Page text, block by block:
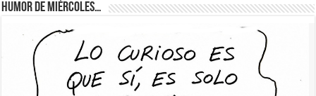
Humor de Miércoles…